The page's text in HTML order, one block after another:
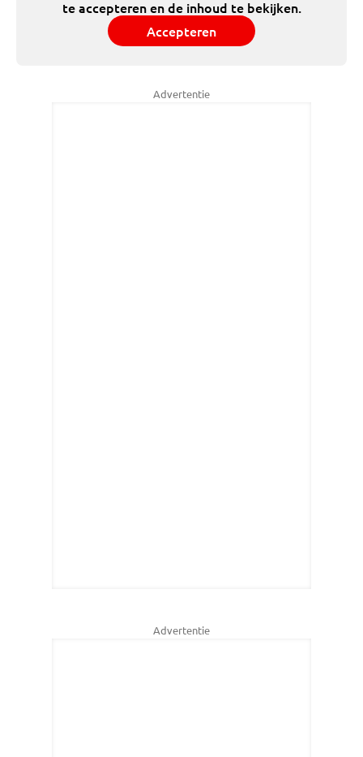
te accepteren en de inhoud te bekijken.
Accepteren
Advertentie
Advertentie